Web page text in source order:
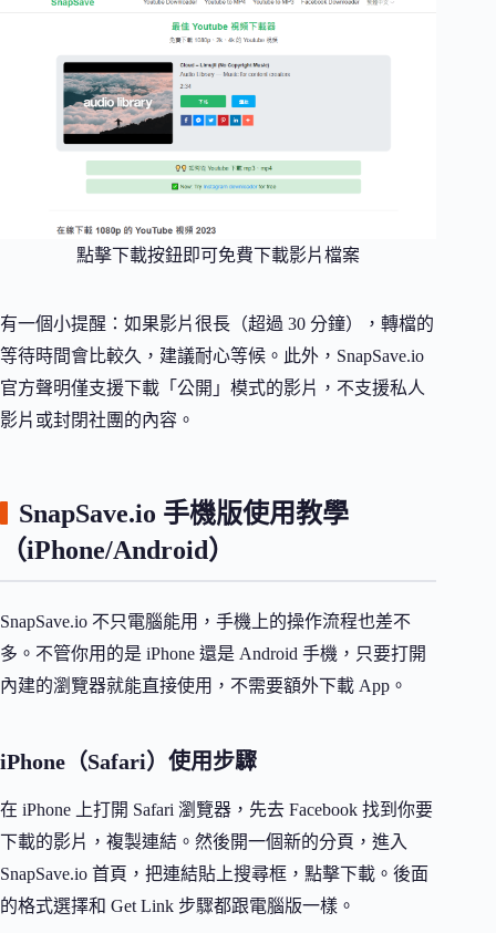
點擊下載按鈕即可免費下載影片檔案
有一個小提醒：如果影片很長（超過 30 分鐘），轉檔的
等待時間會比較久，建議耐心等候。此外，SnapSave.io
官方聲明僅支援下載「公開」模式的影片，不支援私人
影片或封閉社團的內容。
SnapSave.io 手機版使用教學
（iPhone/Android）
SnapSave.io 不只電腦能用，手機上的操作流程也差不
多。不管你用的是 iPhone 還是 Android 手機，只要打開
內建的瀏覽器就能直接使用，不需要額外下載 App。
iPhone（Safari）使用步驟
在 iPhone 上打開 Safari 瀏覽器，先去 Facebook 找到你要
下載的影片，複製連結。然後開一個新的分頁，進入
SnapSave.io 首頁，把連結貼上搜尋框，點擊下載。後面
的格式選擇和 Get Link 步驟都跟電腦版一樣。